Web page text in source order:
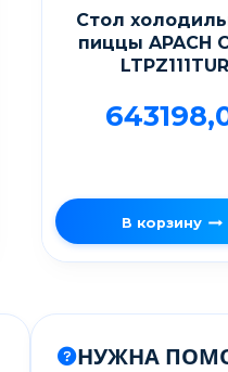
Стол
пиццы APACH
В корзину
НУЖНА